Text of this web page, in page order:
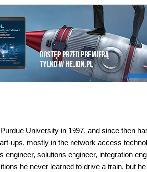
University in 1997, and since then
ups, mostly in the network access
solutions engineer, integration
he never learned to drive a train, but